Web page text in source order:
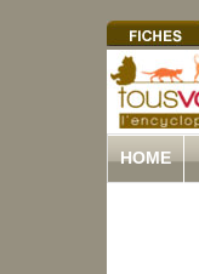
HOME